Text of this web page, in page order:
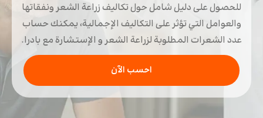
للحصول على دليل شامل حول تكاليف زراعة الشعر ونفقاتها
والعوامل التي تؤثر على التكاليف الإجمالية، يمكنك حساب
عدد الشعرات المطلوبة لزراعة الشعر و الإستشارة مع بادرا.
احسب الآن